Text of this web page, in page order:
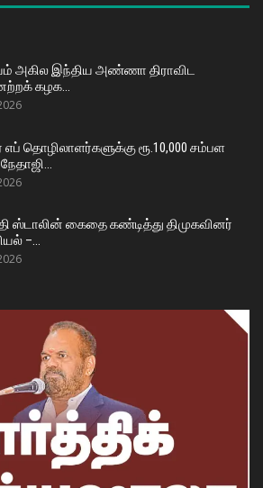
அகில இந்திய அண்ணா திராவிட
கழக…
தொழிலாளர்களுக்கு ரூ.10,000 சம்பள
ஸ்டாலின் கைதை கண்டித்து திமுகவினர்
–…